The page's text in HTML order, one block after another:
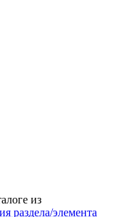
из
раздела/элемента